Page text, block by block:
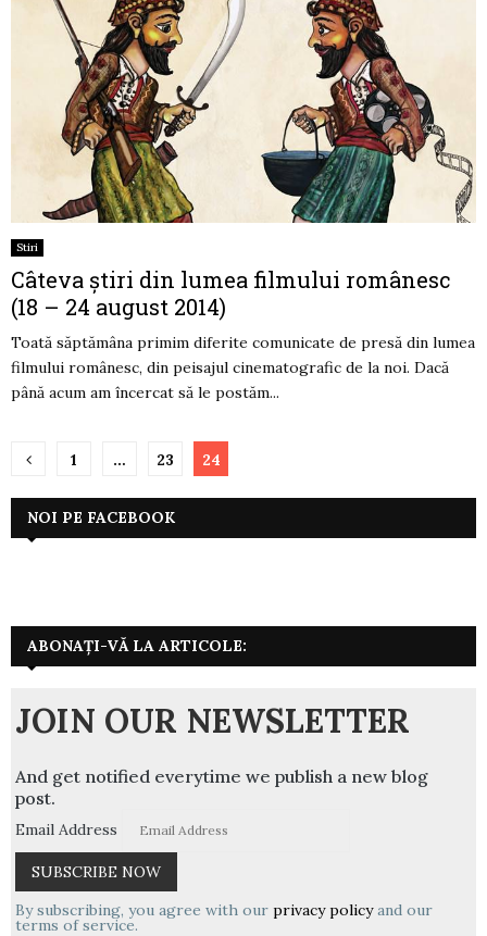
Stiri
Câteva știri din lumea filmului românesc
(18 – 24 august 2014)
Toată săptămâna primim diferite comunicate de presă din lumea
filmului românesc, din peisajul cinematografic de la noi. Dacă
până acum am încercat să le postăm...
Paginație
articole
1 … 23 24
NOI PE FACEBOOK
ABONAȚI-VĂ LA ARTICOLE:
JOIN OUR NEWSLETTER
And get notified everytime we publish a new blog
post.
Email Address
By subscribing, you agree with our privacy policyand our
terms of service.